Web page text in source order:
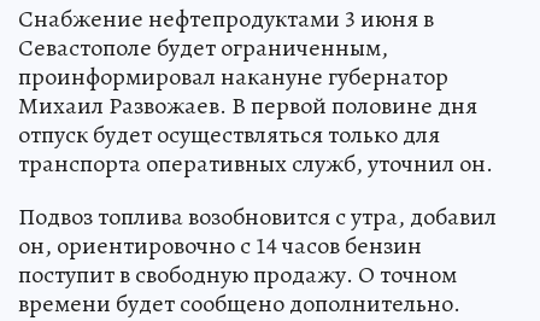
Снабжение нефтепродуктами 3 июня в
Севастополе будет ограниченным,
проинформировал накануне губернатор
Михаил Развожаев. В первой половине дня
отпуск будет осуществляться только для
транспорта оперативных служб, уточнил он.
Подвоз топлива возобновится с утра, добавил
он, ориентировочно с 14 часов бензин
поступит в свободную продажу. О точном
времени будет сообщено дополнительно.